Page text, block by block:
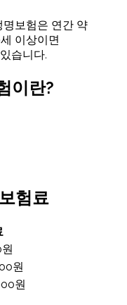
보험은 연간 약
이상이면
습니다.
이란?
험료
원
원